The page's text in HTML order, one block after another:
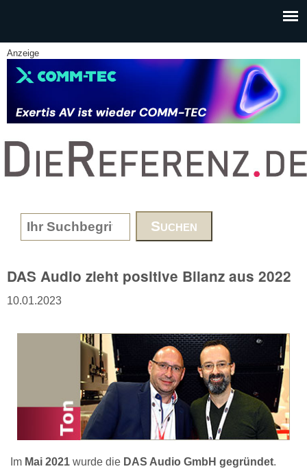
Anzeige
www.DieReferenz.de
Search form
DAS Audio zieht positive Bilanz aus 2022
10.01.2023
Im Mai 2021 wurde die DAS Audio GmbH gegründet.